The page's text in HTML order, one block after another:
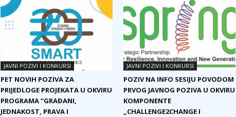
JAVNI POZIVI I KONKURSI
PET NOVIH POZIVA ZA
PRIJEDLOGE PROJEKATA U OKVIRU
PROGRAMA “GRAĐANI,
JEDNAKOST, PRAVA I
JAVNI POZIVI I KONKURSI
POZIV NA INFO SESIJU POVODOM
PRVOG JAVNOG POZIVA U OKVIRU
KOMPONENTE
„CHALLENGE2CHANGE I